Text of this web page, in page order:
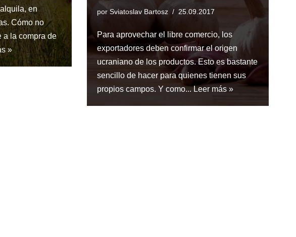
en
Cómo no
a la compra de
»
porSviatoslav Bartosz 25.09.2017
Para aprovechar el libre comercio, los
exportadores deben confirmar el origen
ucraniano de los productos. Esto es bastante
sencillo de hacer para quienes tienen sus
propios campos. Y como...Leer más »